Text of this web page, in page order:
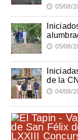
🕔 05/08/
🕔 05/08/
de la
🕔 04/08/